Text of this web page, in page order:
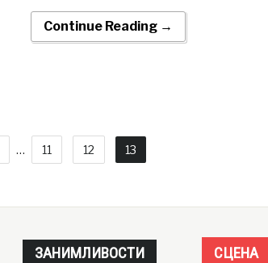
Continue Reading →
… 11 12 13
ЗАНИМЛИВОСТИ СЦЕНА